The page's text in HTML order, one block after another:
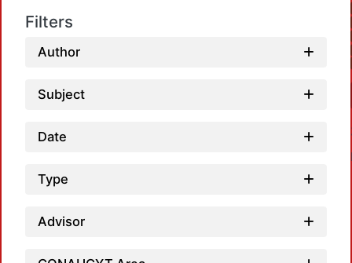
Filters
Author
Subject
Date
Type
Advisor